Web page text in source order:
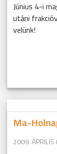
Június 4-i
utáni
velünk!
Ma-
2009. ÁPRILIS